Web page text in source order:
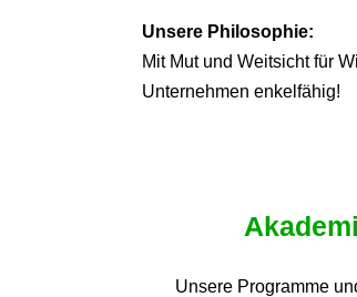
Unsere Philosophie:
Mit Mut und Weitsicht für
Unternehmen enkelfähig!
Unsere Programme